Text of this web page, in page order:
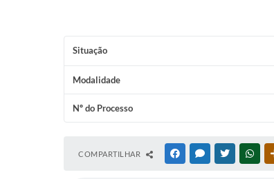
Situação
Modalidade
Nº do Processo
COMPARTILHAR FACEBOOKMESSENGER
TWITTER